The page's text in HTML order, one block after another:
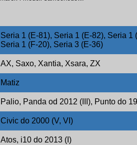
Seria 1 (E-81), Seria 1 (E-82), Seria 1
Seria 1 (F-20), Seria 3 (E-36)
AX, Saxo, Xantia, Xsara, ZX
Matiz
Palio, Panda od 2012 (III), Punto do
Civic do 2000 (V, VI)
Atos, i10 do 2013 (I)